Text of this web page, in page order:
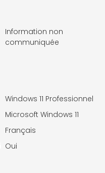
Information non
communiquée
Windows 11 Professionnel
Microsoft Windows 11
Français
Oui